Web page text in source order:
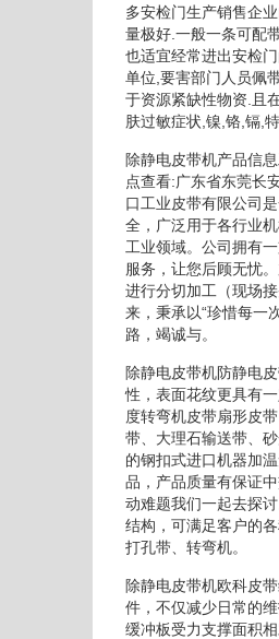
多安检门生产销售企
量极好.一般一条可配
也适宜经常进出安检
单位,要害部门人员佩
于资源紧缺性物资.且
肤过敏症状,镍,铬,镉,
除静电皮带机产品信
点查看:广东省东莞长
口工业皮带有限公司
全，广泛用于各行业
工业领域。公司拥有
服务，让您后顾无忧
进行分切加工（现场
来，秉承以“珍惜每一
路，竭诚与。
除静电皮带机防静电
性，表面花纹更具有
度转弯机皮带扇形皮
带、大理石输送带、
的钢扣式进口机器加
品，产品质量有保证
动难题我们一起去探
结构，可满足客户的
打孔带、转弯机。
除静电皮带机欧科皮
件，不仅减少日常的
缓冲板受力支撑面积